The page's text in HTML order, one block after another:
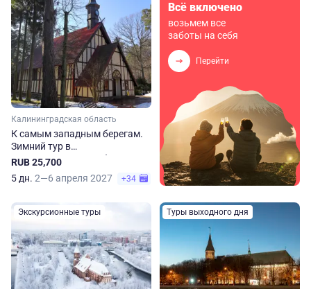
Калининградская область
К самым западным берегам.
Зимний тур в
Калининградскую область
RUB 25,700
5 дн. 2—6 апреля 2027 +34
Всё включено
возьмем все
заботы на себя
Перейти
Экскурсионные туры Туры выходного дня